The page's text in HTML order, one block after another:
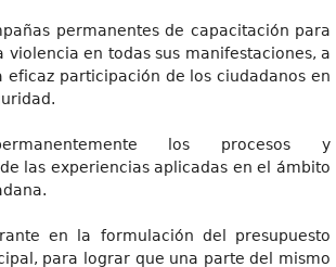
permanentes de capacitación para
violencia en todas sus manifestaciones, a
eficaz participación de los ciudadanos en
los procesos y
las experiencias aplicadas en el ámbito
en la formulación del presupuesto
para lograr que una parte del mismo